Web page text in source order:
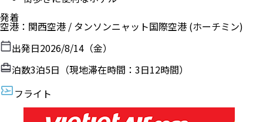
発着
空港 ： 関西空港 / タンソンニャット国際空港 (ホーチミン)
出発日2026/8/14（金）
泊数3泊5日（現地滞在時間： 3日12時間）
フライト